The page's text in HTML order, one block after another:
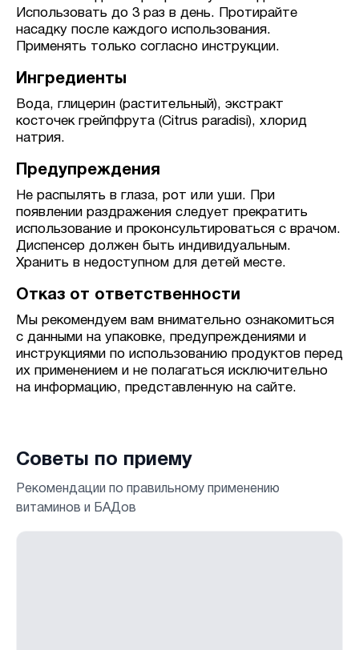
Использовать до 3 раз в день. Протирайте
насадку после каждого использования.
Применять только согласно инструкции.
Ингредиенты
Вода, глицерин (растительный), экстракт
косточек грейпфрута (Сitrus paradisi), хлорид
натрия.
Предупреждения
Не распылять в глаза, рот или уши. При
появлении раздражения следует прекратить
использование и проконсультироваться с врачом.
Диспенсер должен быть индивидуальным.
Хранить в недоступном для детей месте.
Отказ от ответственности
Мы рекомендуем вам внимательно ознакомиться
с данными на упаковке, предупреждениями и
инструкциями по использованию продуктов перед
их применением и не полагаться исключительно
на информацию, представленную на сайте.
Советы по приему
Рекомендации по правильному применению
витаминов и БАДов